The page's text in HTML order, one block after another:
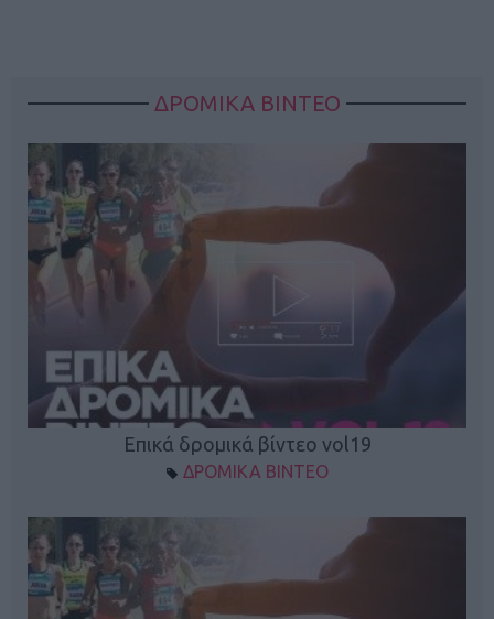
ΔΡΟΜΙΚΑ ΒΙΝΤΕΟ
Επικά δρομικά βίντεο vol19
ΔΡΟΜΙΚΑ ΒΙΝΤΕΟ